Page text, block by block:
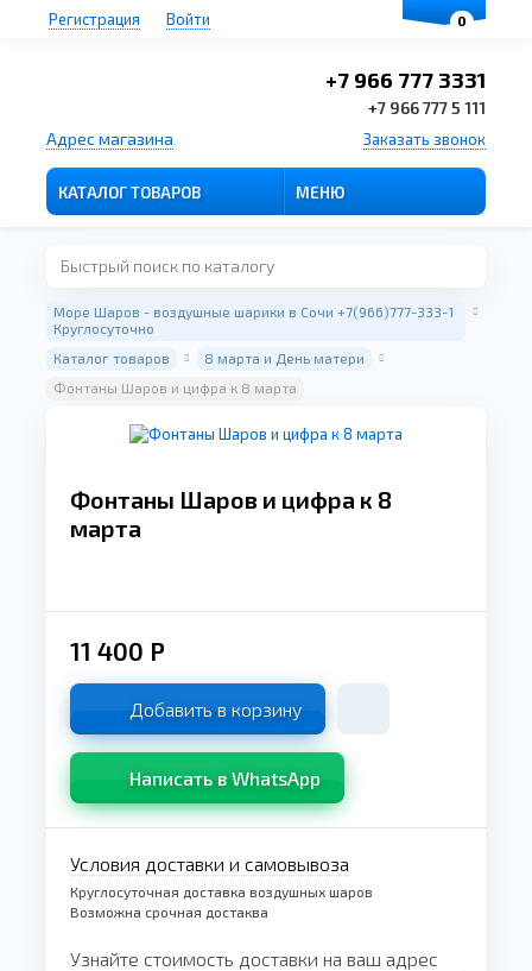
+7 966 777 3331
+7 966 777 5 111
Заказать звонок
Адрес магазина
Регистрация Войти
КАТАЛОГ ТОВАРОВ МЕНЮ
Море Шаров - воздушные шарики в Сочи +7(966)777-333-1
Круглосуточно
Каталог товаров
8 марта и День матери
Фонтаны Шаров и цифра к 8 марта
Фонтаны Шаров и цифра к 8
марта
11 400 Р
Добавить в корзину
Написать в WhatsApp
Условия доставки и самовывоза
Круглосуточная доставка воздушных шаров
Возможна срочная достаква
Узнайте стоимость доставки на ваш адрес
0